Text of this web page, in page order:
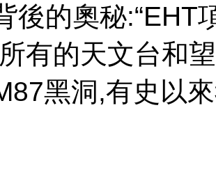
後的奧秘:“EHT
有的天文台和
黑洞,有史以來